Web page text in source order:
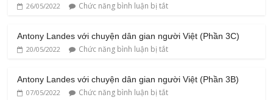
26/05/2022 Chức năng bình luận bị tắt
Antony Landes với chuyện dân gian người Việt (Phần 3C)
20/05/2022 Chức năng bình luận bị tắt
Antony Landes với chuyện dân gian người Việt (Phần 3B)
07/05/2022 Chức năng bình luận bị tắt